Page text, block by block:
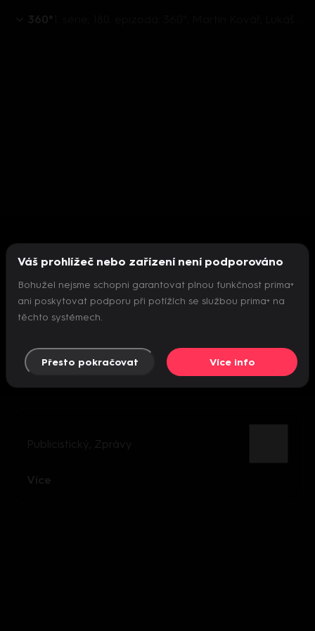
360°
Nepodařilo se inicializovat přehrávač
Publicistický Zprávy
Více
Váš prohlížeč nebo zařízení není podporováno
Bohužel nejsme schopni garantovat plnou funkčnost prima+
ani poskytovat podporu při potížích se službou prima+ na
těchto systémech.
Přesto pokračovat Více info